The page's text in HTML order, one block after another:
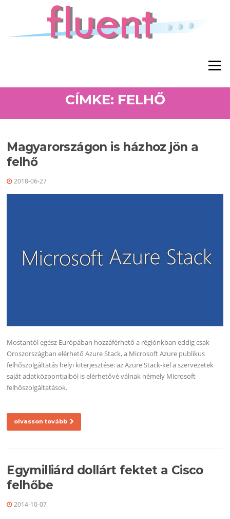
Ugrás a tartalomra
Menü
CÍMKE: FELHŐ
Magyarországon is házhoz jön a
felhő
2018-06-27
Mostantól egész Európában hozzáférhető a régiónkban eddig csak
Oroszországban elérhető Azure Stack, a Microsoft Azure publikus
felhőszolgáltatás helyi kiterjesztése: az Azure Stack-kel a szervezetek
saját adatközpontjaiból is elérhetővé válnak némely Microsoft
felhőszolgáltatások.
olvasson tovább
Egymilliárd dollárt fektet a Cisco
felhőbe
2014-10-07